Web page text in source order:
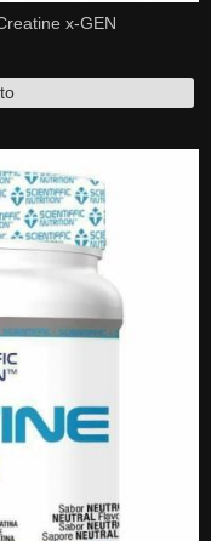
x-GEN